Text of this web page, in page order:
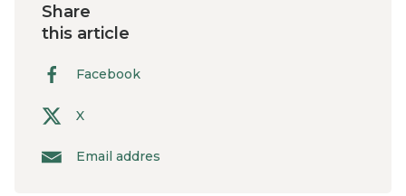
Share
this article
Facebook
X
Email addres